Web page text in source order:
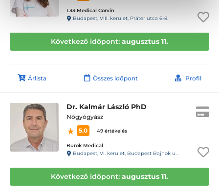
L33 Medical Corvin
Budapest, VIII. kerület, Práter utca 6-8.
Következő időpont: augusztus 11.
Árlista Összes időpont Profil
Dr. Kalmár László PhD
Nőgyógyász
5.0
49 értékelés
Burok Medical
Budapest, VI. kerület, Budapest Bajnok utca 13. Bajnok Center
Következő időpont: augusztus 11.